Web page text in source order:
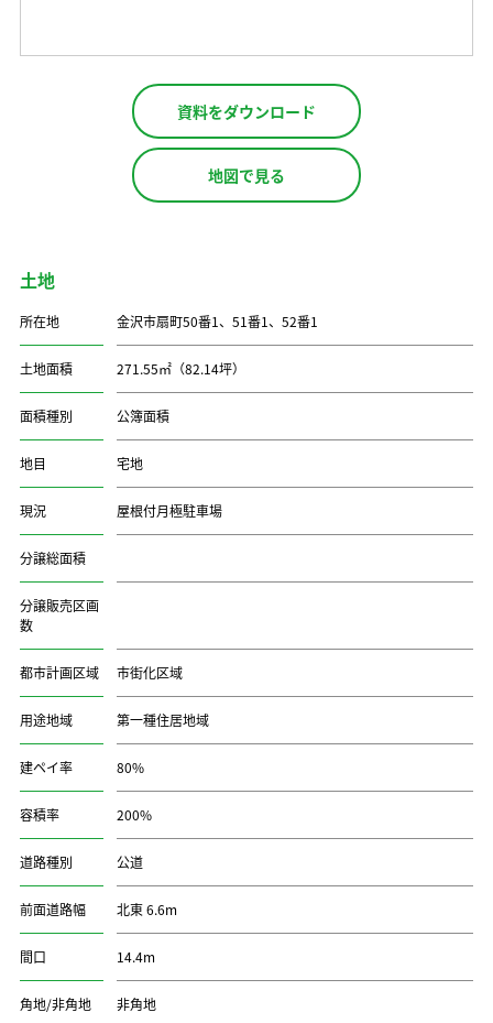
資料をダウンロード
地図で見る
土地
所在地 金沢市扇町50番1、51番1、52番1
土地面積 271.55㎡（82.14坪）
面積種別 公簿面積
地目 宅地
現況 屋根付月極駐車場
分譲総面積
分譲販売区画
数
都市計画区域 市街化区域
用途地域 第一種住居地域
建ペイ率 80%
容積率 200%
道路種別 公道
前面道路幅 北東 6.6m
間口 14.4m
角地/非角地 非角地